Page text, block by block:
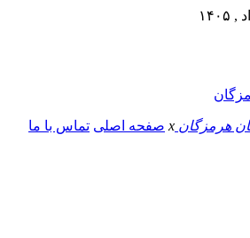
x صفحه اصلی تماس با ما